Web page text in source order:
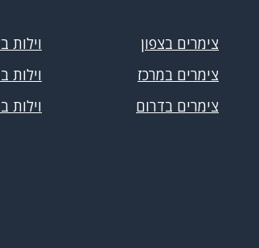
צימרים בצפון
צימרים במרכז
צימרים בדרום
וילות
וילות
וילות